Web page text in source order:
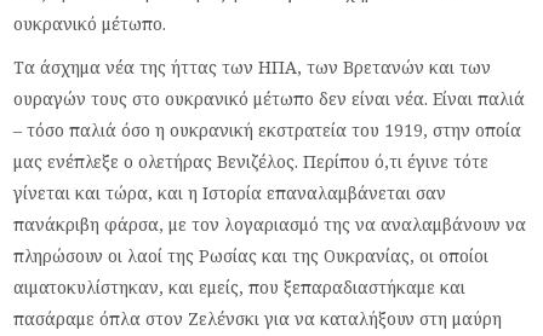
ουκρανικό μέτωπο.
Τα άσχημα νέα της ήττας των ΗΠΑ, των Βρετανών και των
ουραγών τους στο ουκρανικό μέτωπο δεν είναι νέα. Είναι παλιά
– τόσο παλιά όσο η ουκρανική εκστρατεία του 1919, στην οποία
μας ενέπλεξε ο ολετήρας Βενιζέλος. Περίπου ό,τι έγινε τότε
γίνεται και τώρα, και η Ιστορία επαναλαμβάνεται σαν
πανάκριβη φάρσα, με τον λογαριασμό της να αναλαμβάνουν να
πληρώσουν οι λαοί της Ρωσίας και της Ουκρανίας, οι οποίοι
αιματοκυλίστηκαν, και εμείς, που ξεπαραδιαστήκαμε και
πασάραμε όπλα στον Ζελένσκι για να καταλήξουν στη μαύρη